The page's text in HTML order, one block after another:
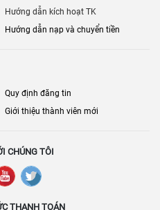
Hướng dẫn kích hoạt TK
Hướng dẫn nạp và chuyển tiền
Quy định đăng tin
Giới thiệu thành viên mới
CHÚNG TÔI
THANH TOÁN